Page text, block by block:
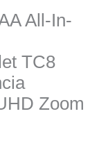
All-In-
TC8
Zoom